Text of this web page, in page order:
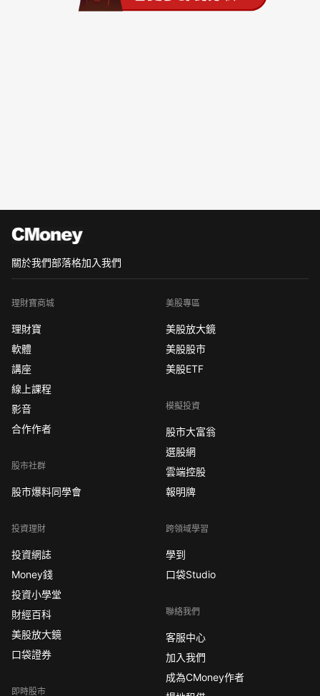
關於我們部落格加入我們
理財寶商城
理財寶
軟體
講座
線上課程
影音
合作作者
股市社群
股市爆料同學會
投資理財
投資網誌
Money錢
投資小學堂
財經百科
美股放大鏡
口袋證券
即時股市
美股專區
美股放大鏡
美股股市
美股ETF
模擬投資
股市大富翁
選股網
雲端控股
報明牌
跨領域學習
學到
口袋Studio
聯絡我們
客服中心
加入我們
成為CMoney作者